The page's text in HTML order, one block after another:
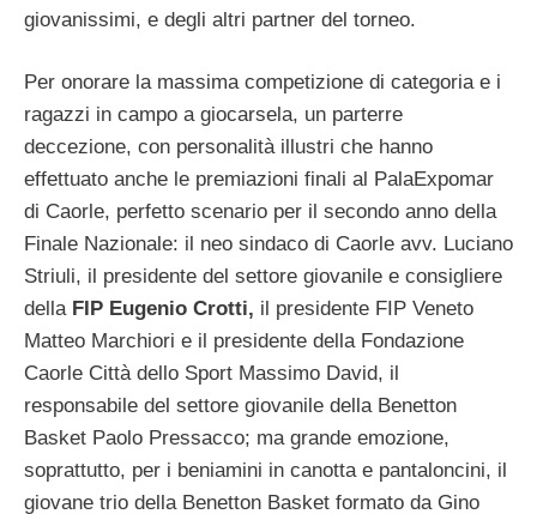
giovanissimi, e degli altri partner del torneo.
Per onorare la massima competizione di categoria e i
ragazzi in campo a giocarsela, un parterre
deccezione, con personalità illustri che hanno
effettuato anche le premiazioni finali al PalaExpomar
di Caorle, perfetto scenario per il secondo anno della
Finale Nazionale: il neo sindaco di Caorle avv. Luciano
Striuli, il presidente del settore giovanile e consigliere
dellaFIP Eugenio Crotti, il presidente FIP Veneto
Matteo Marchiori e il presidente della Fondazione
Caorle Città dello Sport Massimo David, il
responsabile del settore giovanile della Benetton
Basket Paolo Pressacco; ma grande emozione,
soprattutto, per i beniamini in canotta e pantaloncini, il
giovane trio della Benetton Basket formato da Gino